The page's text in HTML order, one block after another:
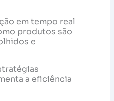
em tempo real
produtos são
e
a eficiência